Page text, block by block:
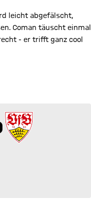
leicht abgefälscht,
Coman täuscht einmal
- er trifft ganz cool
0